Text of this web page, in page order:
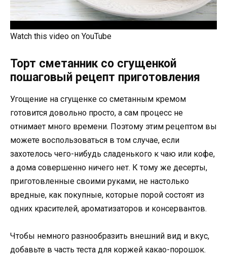
Watch this video on YouTube
Торт сметанник со сгущенкой
пошаговый рецепт приготовления
Угощение на сгущенке со сметанным кремом
готовится довольно просто, а сам процесс не
отнимает много времени. Поэтому этим рецептом вы
можете воспользоваться в том случае, если
захотелось чего-нибудь сладенького к чаю или кофе,
а дома совершенно ничего нет. К тому же десерты,
приготовленные своими руками, не настолько
вредные, как покупные, которые порой состоят из
одних красителей, ароматизаторов и консервантов.
Чтобы немного разнообразить внешний вид и вкус,
добавьте в часть теста для коржей какао-порошок.